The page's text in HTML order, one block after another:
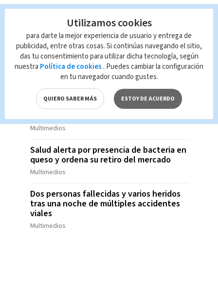
Marcela Ugalde aclara que su estado de
salud es estable tras presentar una
infección en su recuperación
Multimedios
Dos homicidios simultáneos sacuden
Barranca este fin de semana
Un nuevo ajusticiamiento dejó un
fallecido en San Rafael de Escazú
Multimedios
Salud alerta por presencia de bacteria en
queso y ordena su retiro del mercado
Multimedios
Dos personas fallecidas y varios heridos
tras una noche de múltiples accidentes
viales
Multimedios
Utilizamos cookies
para darte la mejor experiencia de usuario y entrega de
publicidad, entre otras cosas. Si continúas navegando el sitio,
das tu consentimiento para utilizar dicha tecnología, según
nuestra Política de cookies . Puedes cambiar la configuración
en tu navegador cuando gustes.
QUIERO SABER MÁS ESTOY DE ACUERDO